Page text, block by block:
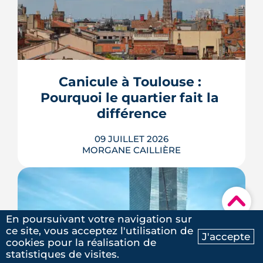
Ma recherche Contactez-nous
▾
Avec le vote du Sénat du 8 juillet, un
logement classé F ou G pourra rester
en location sous conditions de travaux.
Que faut-il en retenir quand on
des lieux des règles, des échéances et
des marges de manœuvre.
LIRE L'ARTICLE
Canicule à Toulouse :
Pourquoi le quartier fait la
différence
09 JUILLET 2026
MORGANE CAILLIÈRE
À l'échelle de Toulouse, la température
nocturne peut varier de plusieurs
degrés d'un secteur à l'autre lors des
fortes chaleurs : Météo-France
cartographie un îlot de chaleur
En poursuivant votre navigation sur
ce site, vous acceptez l'utilisation de
cookies pour la réalisation de
statistiques de visites.
J'accepte